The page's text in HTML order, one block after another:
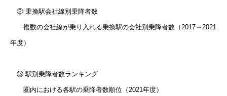
② 乗換駅会社線別乗降者数
複数の会社線が乗り入れる乗換駅の会社別乗降者数（2017～2021
年度）
③ 駅別乗降者数ランキング
圏内における各駅の乗降者数順位（2021年度）